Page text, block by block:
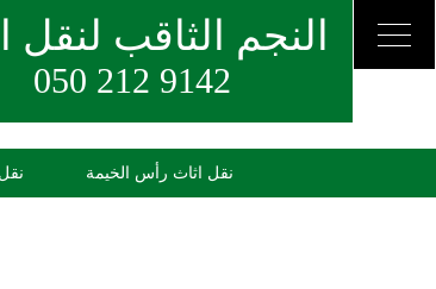
النجم الثاقب لنقل
050 212 9142
نقل اثاث رأس الخيمة